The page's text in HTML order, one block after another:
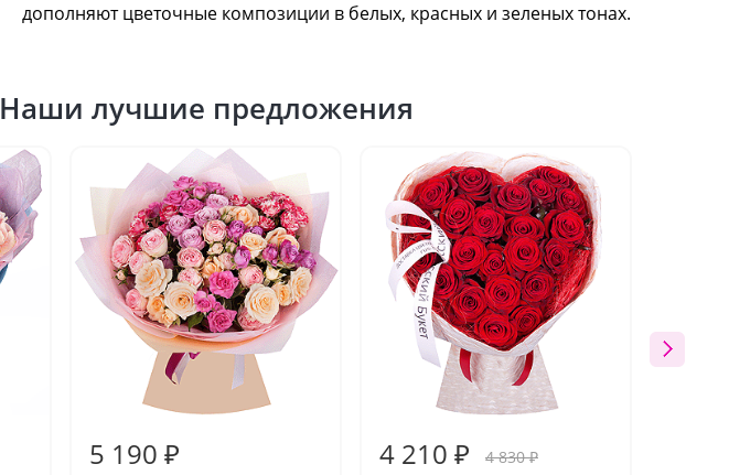
дополняют цветочные композиции в белых, красных и зеленых тонах.
Наши лучшие предложения
5 190 ₽ 4 210 ₽ 4 830 ₽